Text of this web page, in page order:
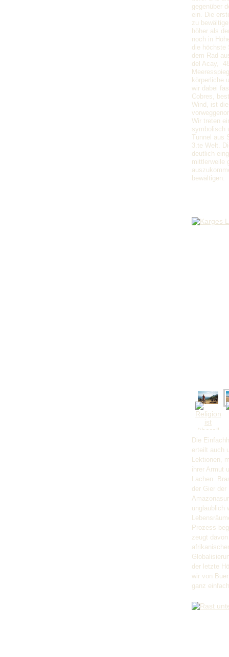
gegenüber
ein. Die
zu
höher als
noch in
die höchste
dem Rad
del Acay,
körperliche
wir dabei
Cobres,
Wind, ist
Wir treten
symbolisch
Tunnel aus
3.te Welt.
deutlich
mittlerweile
bewältigen.
Die
erteilt auch
Lektionen,
ihrer Armut
Lachen.
der Gier
unglaublich
Prozess
zeugt
der letzte
wir von
ganz